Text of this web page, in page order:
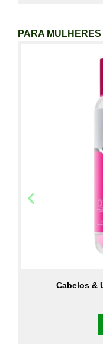
PARA MULHERES
Cabelos &